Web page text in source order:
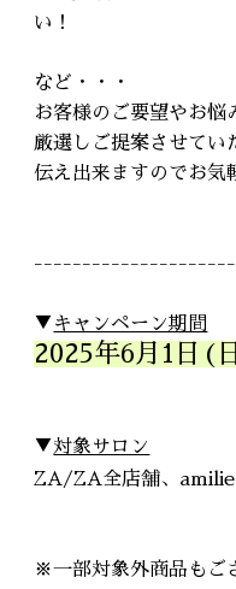
い！
など・・・
お客様のご要望やお悩
厳選しご提案させてい
伝え出来ますのでお気
▼ キャンペーン期間
2025年6月1日(
▼対象サロン
ZA/ZA全店舗、
※一部対象外商品もご